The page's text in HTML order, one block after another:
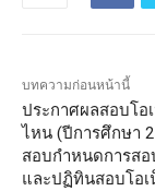
บทความก่อนหน้านี้
ประกาศผลสอบโอ
ไหน (ปีการศึกษา
สอบกำหนดการสอ
และปฏิทินสอบโอเ